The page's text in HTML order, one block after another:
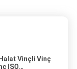
Vinçli Vinç
ISO